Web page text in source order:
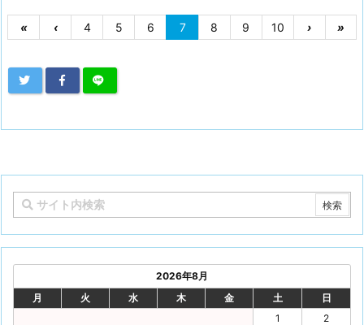
« ‹ 4 5 6 7 8 9 10 › »
2026年8月
月
火 水 木 金 土
日
1
2